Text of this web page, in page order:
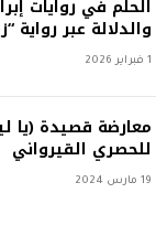
الحلم في روايات
والدلالة عبر رواية
1 فبراير 2026
معارضة قصيدة (يا
للحصري القيرواني
19 مارس 2024